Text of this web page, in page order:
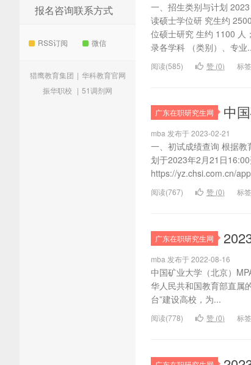
报名咨询联系方式
RSS订阅 微信
猎鹰教育集团 | 华科教育官网
振华职校 | 51调剂网
一、招生类别与计划
读硕士学位研 究生约
位硕士研究 生约 1100 人
录各学科 （类别）、专业
阅读(585) 赞 (0) 标
广东在职研究生网 中
mba 发布于 2023-02-21
一、初试成绩查询 根据
划于2023年2月21日
https://yz.chsi.com.cn/
阅读(767) 赞 (0) 标
广东在职研究生网
mba 发布于 2022-08-16
中国矿业大学（北京）
华人民共和国教育部直属
台”建设高校，为...
阅读(778) 赞 (0) 标